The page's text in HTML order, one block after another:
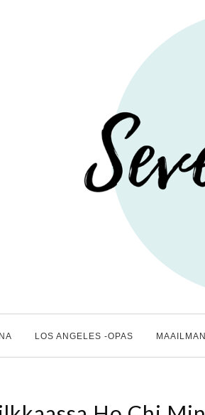
LOS ANGELES -OPAS